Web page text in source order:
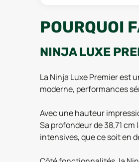
POURQUOI
NINJA LUXE
La Ninja Luxe Premier est
moderne, performances
Avec une hauteur
Sa profondeur de 38,71
intensives, que ce soit en